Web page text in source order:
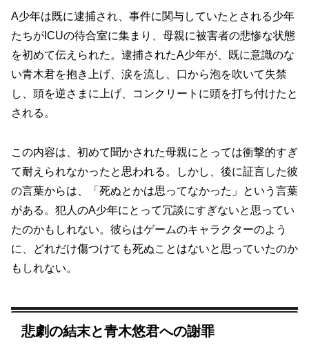
A少年は既に逮捕され、事件に関与していたとされる少年
たちがICUの待合室に集まり、母親に被害者の悲惨な状態
を初めて伝えられた。逮捕されたA少年が、既に意識のな
い青木君を抱き上げ、涙を流し、口から泡を吹いて失禁
し、頭を逆さまに上げ、コンクリートに頭を打ち付けたと
される。
この内容は、初めて聞かされた母親にとっては衝撃的すぎ
て耐えられなかったと思われる。しかし、後に証言した彼
の言葉からは、「死ぬとかは思ってなかった」という言葉
がある。犯人のA少年にとって冗談にすぎないと思ってい
たのかもしれない。彼らはゲームのキャラクターのよう
に、どれだけ傷つけても死ぬことはないと思っていたのか
もしれない。
悲劇の結末と青木悠君への謝罪